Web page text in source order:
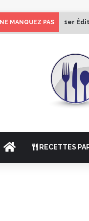
NE MANQUEZ PAS 1er
ACCUEILRECETTES